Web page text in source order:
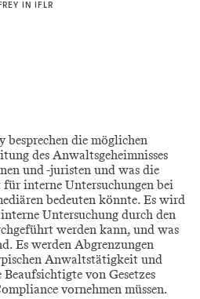
IN
IFLR
besprechen die möglichen
des Anwaltsgeheimnisses
und -juristen und was die
interne Untersuchungen bei
bedeuten könnte. Es wird
Untersuchung durch den
werden kann, und was
Es werden Abgrenzungen
Anwaltstätigkeit und
von Gesetzes
vornehmen müssen.